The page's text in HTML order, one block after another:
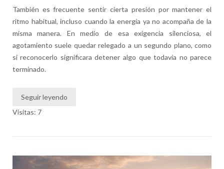
También es frecuente sentir cierta presión por mantener el
ritmo habitual, incluso cuando la energía ya no acompaña de la
misma manera. En medio de esa exigencia silenciosa, el
agotamiento suele quedar relegado a un segundo plano, como
si reconocerlo significara detener algo que todavía no parece
terminado.
Seguir leyendo
Visitas: 7